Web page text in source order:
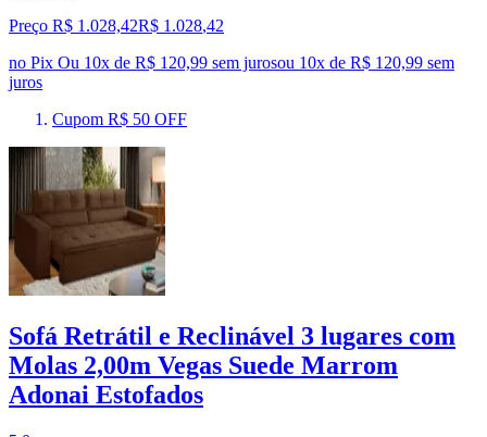
Preço R$ 1.028,42R$ 1.028,42
no Pix Ou 10x de R$ 120,99 sem jurosou 10x de R$ 120,99 sem
juros
Cupom R$ 50 OFF
Sofá Retrátil e Reclinável 3 lugares com
Molas 2,00m Vegas Suede Marrom
Adonai Estofados